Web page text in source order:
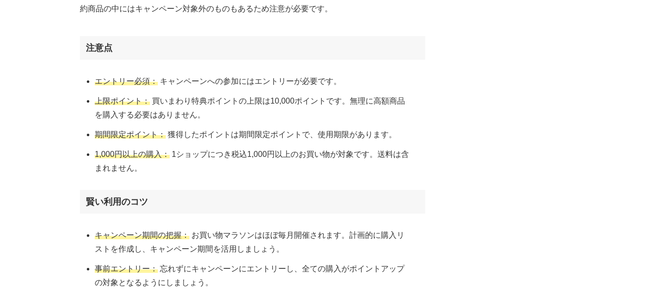
約商品の中にはキャンペーン対象外のものもあるため注意が必要です​​。
注意点
エントリー必須： キャンペーンへの参加にはエントリーが必要です。
上限ポイント： 買いまわり特典ポイントの上限は10,000ポイントです。無理に高額商品
を購入する必要はありません。
期間限定ポイント： 獲得したポイントは期間限定ポイントで、使用期限があります。
1,000円以上の購入： 1ショップにつき税込1,000円以上のお買い物が対象です。送料は含
まれません​​。
賢い利用のコツ
キャンペーン期間の把握： お買い物マラソンはほぼ毎月開催されます。計画的に購入リ
ストを作成し、キャンペーン期間を活用しましょう​ ​。
事前エントリー： 忘れずにキャンペーンにエントリーし、全ての購入がポイントアップ
の対象となるようにしましょう​ ​。